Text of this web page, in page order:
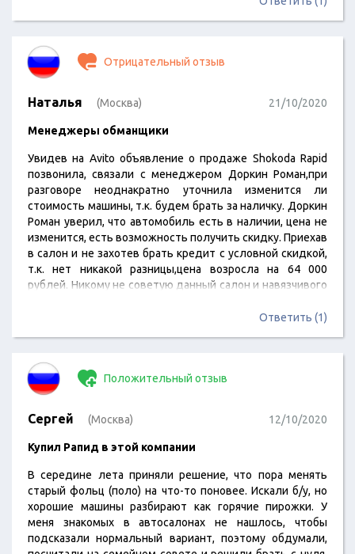
Отрицательный отзыв
Наталья (Москва) 21/10/2020
Менеджеры обманщики
Увидев на Avito объявление о продаже Shokoda Rapid
позвонила, связали с менеджером Доркин Роман,при
разговоре неоднакратно уточнила изменится ли
стоимость машины, т.к. будем брать за наличку. Доркин
Роман уверил, что автомобиль есть в наличии, цена не
изменится, есть возможность получить скидку. Приехав
в салон и не захотев брать кредит с условной скидкой,
т.к. нет никакой разницы,цена возросла на 64 000
рублей. Никому не советую данный салон и навязчивого
Автосалоны, все менеджеры отвечали честно, что такая
Ответить (1)
Положительный отзыв
Сергей (Москва) 12/10/2020
Купил Рапид в этой компании
В середине лета приняли решение, что пора менять
старый фольц (поло) на что-то поновее. Искали б/у, но
хорошие машины разбирают как горячие пирожки. У
меня знакомых в автосалонах не нашлось, чтобы
подсказали нормальный вариант, поэтому обдумали,